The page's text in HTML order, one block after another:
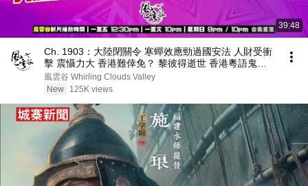
39:48
Ch. 1903：大陸閉關令 寒蟬效應勁過國安法 人財受衝
擊 震懾力大 香港難倖免？ 黎彼得逝世 香港粵語鬼才
殞落｜風雲快訊｜2026/08/06
風雲谷 Whirling Clouds Valley
New
125K views